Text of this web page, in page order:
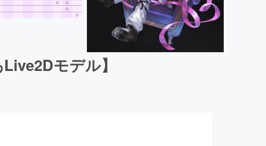
モデル】